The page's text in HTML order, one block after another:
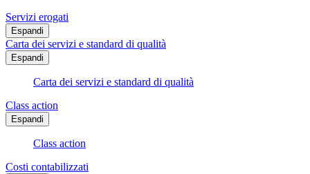
Servizi erogati
Espandi
Carta dei servizi e standard di qualità
Espandi
Carta dei servizi e standard di qualità
Class action
Espandi
Class action
Costi contabilizzati